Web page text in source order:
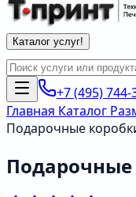
Каталог услуг!
+7 (495) 744-
Главная Каталог
Подарочные
Подарочные